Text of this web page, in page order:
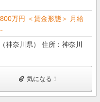
万円 ＜賃金形態＞ 月給
神奈川県） 住所：神奈川
気になる！